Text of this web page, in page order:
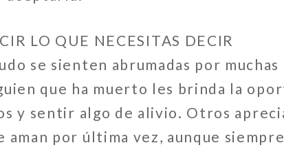
LO QUE NECESITAS DECIR
se sienten abrumadas por
que ha muerto les brinda la
y sentir algo de alivio. Otros
aman por última vez, aunque